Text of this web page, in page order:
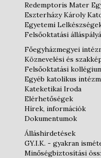
Redemptoris Mater
Eszterházy Károly
Egyetemi
Felsőoktatási
Főegyházmegyei
Köznevelési és
Felsőoktatási
Egyéb katolikus
Kateketikai Iroda
Elérhetőségek
Hírek, információk
Dokumentumok
Álláshirdetések
GY.I.K. - gyakran
Minőségbiztosítási